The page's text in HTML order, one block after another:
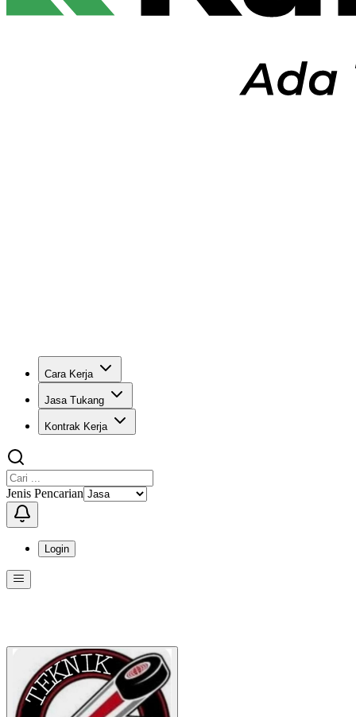
Cara Kerja
Jasa Tukang
Kontrak Kerja
Jenis Pencarian
Login
Menu ini berisi navigasi untuk mengakses fitur-fitur di KangPro